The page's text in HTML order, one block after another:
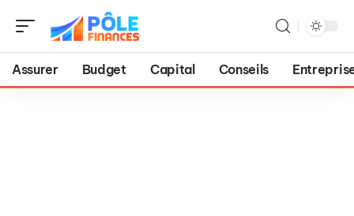
Assurer Budget Capital Conseils